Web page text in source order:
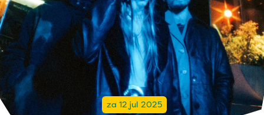
za 12 jul 2025